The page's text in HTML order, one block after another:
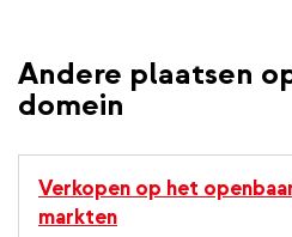
l
l
i
n
k
Andere plaatsen
domein
Verkopen op het
markten